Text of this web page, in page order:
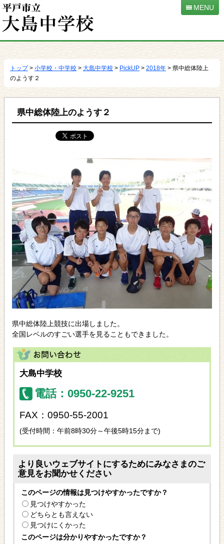
動
MENU
トップ> 小学校・中学校 > 大島中学校 > PickUP > 2018年 > 県中総体陸上
のようす２
県中総体陸上のようす２
県中総体陸上競技に出場しました。
全国レベルのすごい選手を見ることもできました。
大島中学校
電話：0950-22-9251
FAX：0950-55-2001
(受付時間：午前8時30分～午後5時15分まで)
より良いウェブサイトにするためにみなさまのご
意見をお聞かせください
このページの情報は見つけやすかったですか？
見つけやすかった
どちらとも言えない
見つけにくかった
このページは分かりやすかったですか？